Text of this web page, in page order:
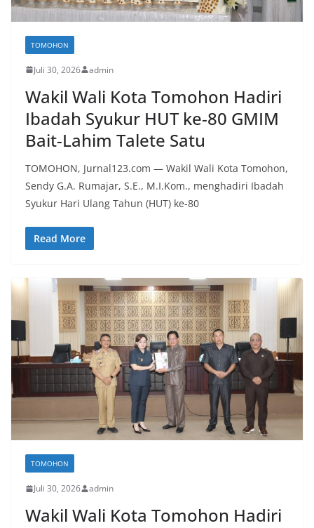
TOMOHON
Juli 30, 2026 admin
Wakil Wali Kota Tomohon Hadiri
Ibadah Syukur HUT ke-80 GMIM
Bait-Lahim Talete Satu
TOMOHON, Jurnal123.com — Wakil Wali Kota Tomohon,
Sendy G.A. Rumajar, S.E., M.I.Kom., menghadiri Ibadah
Syukur Hari Ulang Tahun (HUT) ke-80
Read More
TOMOHON
Juli 30, 2026 admin
Wakil Wali Kota Tomohon Hadiri